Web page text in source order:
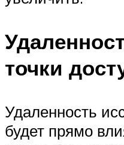
точки
Удаленность
будет прямо